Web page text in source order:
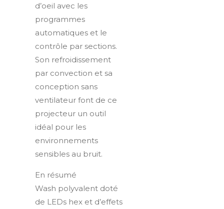
d’oeil avec les
programmes
automatiques et le
contrôle par sections.
Son refroidissement
par convection et sa
conception sans
ventilateur font de ce
projecteur un outil
idéal pour les
environnements
sensibles au bruit.
En résumé
Wash polyvalent doté
de LEDs hex et d’effets